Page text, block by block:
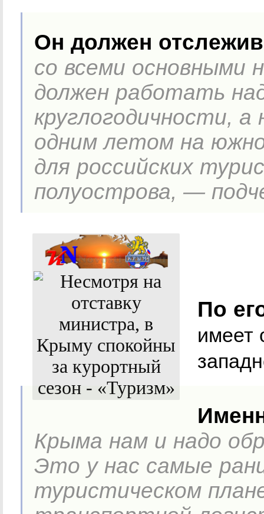
Он должен
со всеми основными
должен работать
круглогодичности,
одним летом на
для российских
полуострова, —
По
имеет
Крыма нам и надо
Это у нас самые
туристическом